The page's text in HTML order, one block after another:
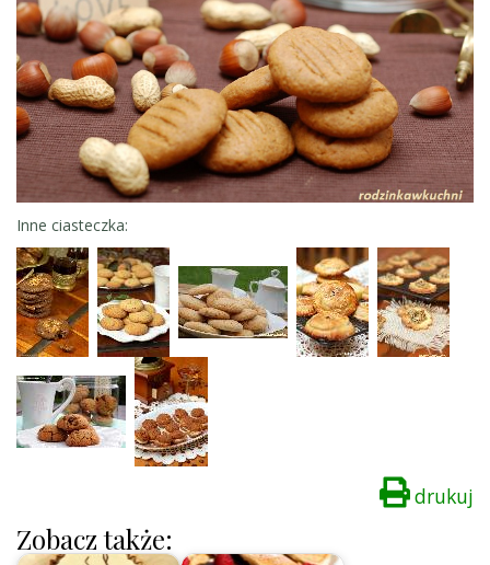
Inne ciasteczka:
drukuj
Zobacz także: